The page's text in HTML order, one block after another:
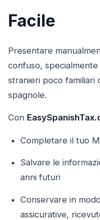
Facile
Presentare
confuso,
stranieri poco familiari
spagnole.
Con
Completare il tuo
Salvare le
anni futuri
Conservare in
assicurative,